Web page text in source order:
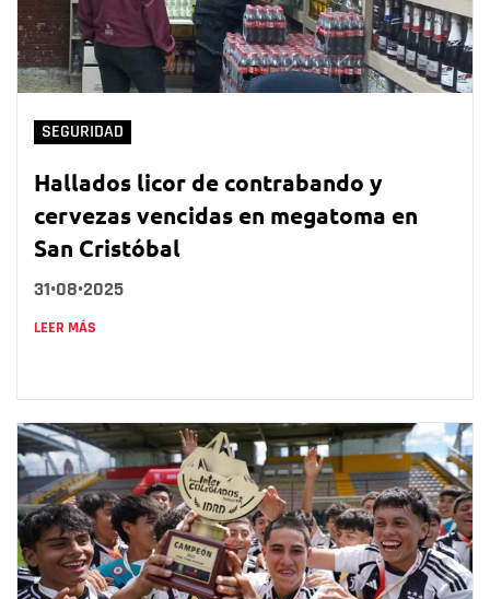
SEGURIDAD
Hallados licor de contrabando y
cervezas vencidas en megatoma en
San Cristóbal
31•08•2025
LEER MÁS